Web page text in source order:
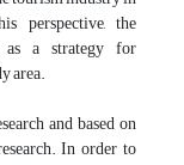
perspective, the
as a strategy for
area.
and based on
In order to